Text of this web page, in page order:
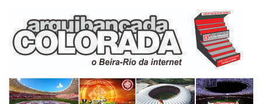
content
Arquibancada Colorada